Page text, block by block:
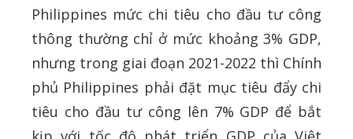
Philippines mức chi tiêu cho đầu tư công
thông thường chỉ ở mức khoảng 3% GDP,
nhưng trong giai đoạn 2021-2022 thì Chính
phủ Philippines phải đặt mục tiêu đẩy chi
tiêu cho đầu tư công lên 7% GDP để bắt